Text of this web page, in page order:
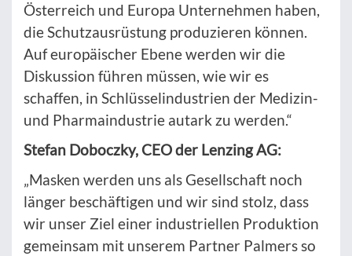
Österreich und Europa Unternehmen haben,
die Schutzausrüstung produzieren können.
Auf europäischer Ebene werden wir die
Diskussion führen müssen, wie wir es
schaffen, in Schlüsselindustrien der Medizin-
und Pharmaindustrie autark zu werden.“
Stefan Doboczky, CEO der Lenzing AG:
„Masken werden uns als Gesellschaft noch
länger beschäftigen und wir sind stolz, dass
wir unser Ziel einer industriellen Produktion
gemeinsam mit unserem Partner Palmers so